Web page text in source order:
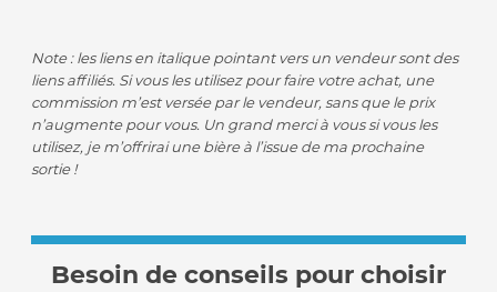
Note : les liens en italique pointant vers un vendeur sont des
liens affiliés. Si vous les utilisez pour faire votre achat, une
commission m’est versée par le vendeur, sans que le prix
n’augmente pour vous. Un grand merci à vous si vous les
utilisez, je m’offrirai une bière à l’issue de ma prochaine
sortie !
Besoin de conseils pour choisir